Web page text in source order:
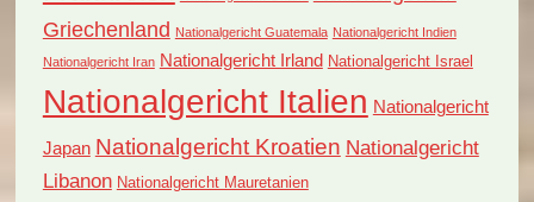
Griechenland Nationalgericht Guatemala Nationalgericht Indien
Nationalgericht Iran Nationalgericht Irland Nationalgericht Israel
Nationalgericht Italien Nationalgericht
Japan Nationalgericht Kroatien Nationalgericht
Libanon Nationalgericht Mauretanien